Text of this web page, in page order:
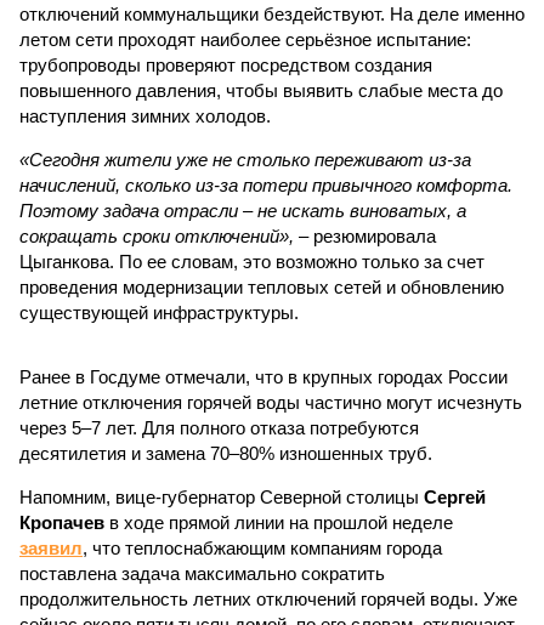
отключений коммунальщики бездействуют. На деле именно
летом сети проходят наиболее серьёзное испытание:
трубопроводы проверяют посредством создания
повышенного давления, чтобы выявить слабые места до
наступления зимних холодов.
«Сегодня жители уже не столько переживают из-за
начислений, сколько из-за потери привычного комфорта.
Поэтому задача отрасли – не искать виноватых, а
сокращать сроки отключений», – резюмировала
Цыганкова. По ее словам, это возможно только за счет
проведения модернизации тепловых сетей и обновлению
существующей инфраструктуры.
Ранее в Госдуме отмечали, что в крупных городах России
летние отключения горячей воды частично могут исчезнуть
через 5–7 лет. Для полного отказа потребуются
десятилетия и замена 70–80% изношенных труб.
Напомним, вице-губернатор Северной столицы Сергей
Кропачев в ходе прямой линии на прошлой неделе
заявил, что теплоснабжающим компаниям города
поставлена задача максимально сократить
продолжительность летних отключений горячей воды. Уже